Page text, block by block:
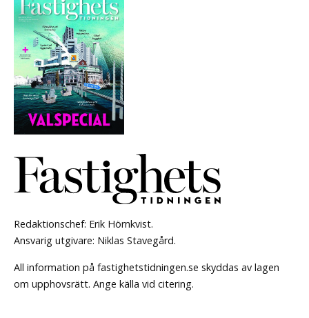
Redaktionschef: Erik Hörnkvist.
Ansvarig utgivare: Niklas Stavegård.
All information på fastighetstidningen.se skyddas av lagen
om upphovsrätt. Ange källa vid citering.